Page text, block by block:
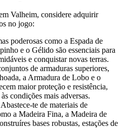
Valheim, considere adquirir
no jogo:
poderosas como a Espada de
e o Gélido são essenciais para
e conquistar novas terras.
de armaduras superiores,
a Armadura de Lobo e o
maior proteção e resistência,
condições mais adversas.
te de materiais de
a Madeira Fina, a Madeira de
bases robustas, estações de